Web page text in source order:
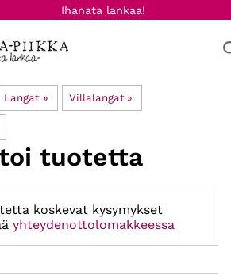
Ihanata lankaa!
Langat ‪» Villalangat ‪»
tuotetta
koskevat kysymykset
yhteydenottolomakkeessa